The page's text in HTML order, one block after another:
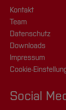
Kontakt
Team
Datenschutz
Downloads
Impressum
Cookie-
Social